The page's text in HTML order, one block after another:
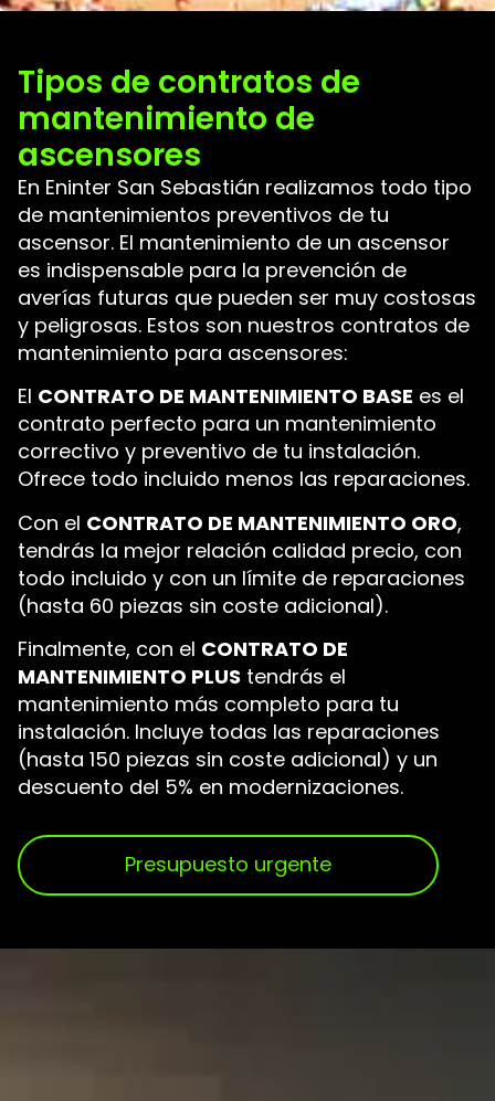
Tipos de contratos de
mantenimiento de
ascensores
En Eninter San Sebastián realizamos todo tipo
de mantenimientos preventivos de tu
ascensor. El mantenimiento de un ascensor
es indispensable para la prevención de
averías futuras que pueden ser muy costosas
y peligrosas. Estos son nuestros contratos de
mantenimiento para ascensores:
El CONTRATO DE MANTENIMIENTO BASE es el
contrato perfecto para un mantenimiento
correctivo y preventivo de tu instalación.
Ofrece todo incluido menos las reparaciones.
Con el CONTRATO DE MANTENIMIENTO ORO,
tendrás la mejor relación calidad precio, con
todo incluido y con un límite de reparaciones
(hasta 60 piezas sin coste adicional).
Finalmente, con el CONTRATO DE
MANTENIMIENTO PLUS tendrás el
mantenimiento más completo para tu
instalación. Incluye todas las reparaciones
(hasta 150 piezas sin coste adicional) y un
descuento del 5% en modernizaciones.
Presupuesto urgente